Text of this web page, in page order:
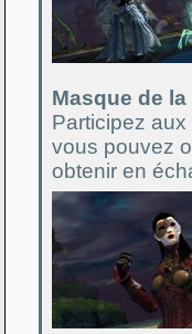
Masque de
Participez
vous pouvez
obtenir en